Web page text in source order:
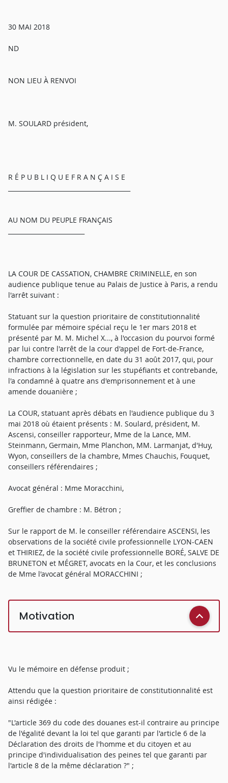
30 MAI 2018
ND
NON LIEU À RENVOI
M. SOULARD président,
R É P U B L I Q U E F R A N Ç A I S E
AU NOM DU PEUPLE FRANÇAIS
LA COUR DE CASSATION, CHAMBRE CRIMINELLE, en son
audience publique tenue au Palais de Justice à Paris, a rendu
l'arrêt suivant :
Statuant sur la question prioritaire de constitutionnalité
formulée par mémoire spécial reçu le 1er mars 2018 et
présenté par M. M. Michel X..., à l'occasion du pourvoi formé
par lui contre l'arrêt de la cour d'appel de Fort-de-France,
chambre correctionnelle, en date du 31 août 2017, qui, pour
infractions à la législation sur les stupéfiants et contrebande,
l'a condamné à quatre ans d'emprisonnement et à une
amende douanière ;
La COUR, statuant après débats en l'audience publique du 3
mai 2018 où étaient présents : M. Soulard, président, M.
Ascensi, conseiller rapporteur, Mme de la Lance, MM.
Steinmann, Germain, Mme Planchon, MM. Larmanjat, d'Huy,
Wyon, conseillers de la chambre, Mmes Chauchis, Fouquet,
conseillers référendaires ;
Avocat général : Mme Moracchini,
Greffier de chambre : M. Bétron ;
Sur le rapport de M. le conseiller référendaire ASCENSI, les
observations de la société civile professionnelle LYON-CAEN
et THIRIEZ, de la société civile professionnelle BORÉ, SALVE DE
BRUNETON et MÉGRET, avocats en la Cour, et les conclusions
de Mme l'avocat général MORACCHINI ;
Motivation
Vu le mémoire en défense produit ;
Attendu que la question prioritaire de constitutionnalité est
ainsi rédigée :
"L'article 369 du code des douanes est-il contraire au principe
de l'égalité devant la loi tel que garanti par l'article 6 de la
Déclaration des droits de l'homme et du citoyen et au
principe d'individualisation des peines tel que garanti par
l'article 8 de la même déclaration ?" ;